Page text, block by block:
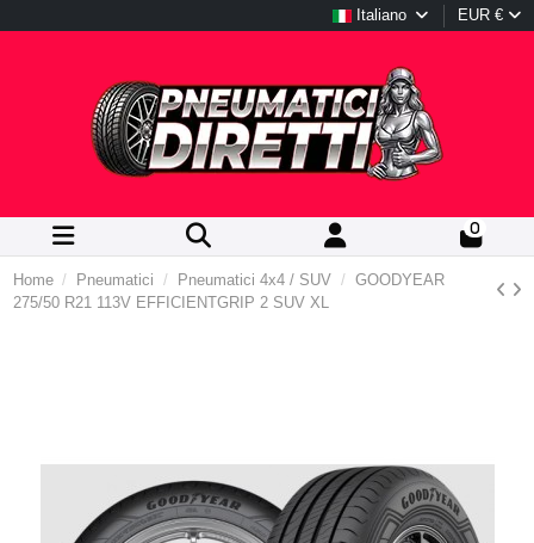
Italiano EUR €
0
Home Pneumatici Pneumatici 4x4 / SUV
GOODYEAR
275/50 R21 113V EFFICIENTGRIP 2 SUV XL